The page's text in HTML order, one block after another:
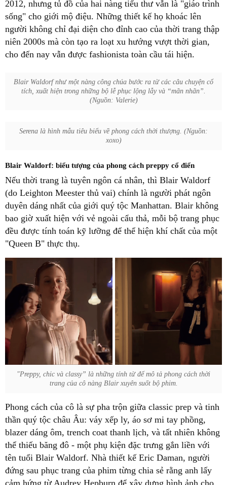
2012, nhưng tủ đồ của hai nàng tiểu thư vẫn là "giáo trình
sống" cho giới mộ điệu. Những thiết kế họ khoác lên
người không chỉ đại diện cho đỉnh cao của thời trang thập
niên 2000s mà còn tạo ra loạt xu hướng vượt thời gian,
cho đến nay vẫn được fashionista toàn cầu tái hiện.
Blair Waldorf như một nàng công chúa bước ra từ các câu chuyện cổ
tích, xuất hiện trong những bộ lễ phục lộng lẫy và “mãn nhãn”.
(Nguồn: Valerie)
Serena là hình mẫu tiêu biểu về phong cách thời thượng. (Nguồn:
xoxo)
Blair Waldorf: biểu tượng của phong cách preppy cổ điển
Nếu thời trang là tuyên ngôn cá nhân, thì Blair Waldorf
(do Leighton Meester thủ vai) chính là người phát ngôn
duyên dáng nhất của giới quý tộc Manhattan. Blair không
bao giờ xuất hiện với vẻ ngoài cẩu thả, mỗi bộ trang phục
đều được tính toán kỹ lưỡng để thể hiện khí chất của một
"Queen B" thực thụ.
"Preppy, chic và classy” là những tính từ để mô tả phong cách thời
trang của cô nàng Blair xuyên suốt bộ phim.
Phong cách của cô là sự pha trộn giữa classic prep và tinh
thần quý tộc châu Âu: váy xếp ly, áo sơ mi tay phồng,
blazer dáng ôm, trench coat thanh lịch, và tất nhiên không
thể thiếu băng đô - một phụ kiện đặc trưng gắn liền với
tên tuổi Blair Waldorf. Nhà thiết kế Eric Daman, người
đứng sau phục trang của phim từng chia sẻ rằng anh lấy